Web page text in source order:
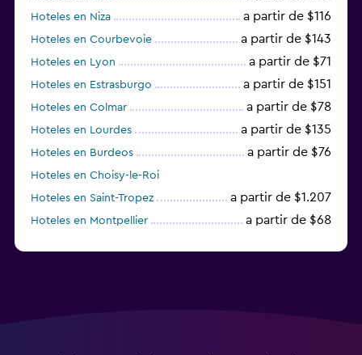
Hoteles en Niza a partir de $116
Hoteles en Courbevoie a partir de $143
Hoteles en Lyon a partir de $71
Hoteles en Estrasburgo a partir de $151
Hoteles en Colmar a partir de $78
Hoteles en Lourdes a partir de $135
Hoteles en Burdeos a partir de $76
Hoteles en Choisy-le-Roi
Hoteles en Saint-Tropez
a partir de $1.207
Hoteles en Montpellier a partir de $68